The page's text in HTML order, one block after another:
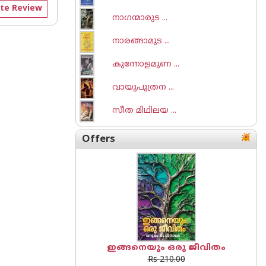
Review
നാഗന്മാരുട ...
നാരങ്ങാമുട ...
കുന്നോളമുണ ...
വായുപുത്രന ...
സീത മിഥിലയ ...
Offers
ഇങ്ങനെയും ഒരു ജീവിതം
Rs 210.00